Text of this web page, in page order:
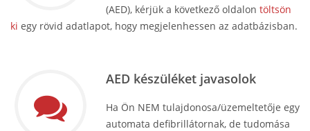
(AED), kérjük a következő oldalon töltsön
ki egy rövid adatlapot, hogy megjelenhessen az adatbázisban.
AED készüléket javasolok
Ha Ön NEM tulajdonosa/üzemeltetője egy
automata defibrillátornak, de tudomása